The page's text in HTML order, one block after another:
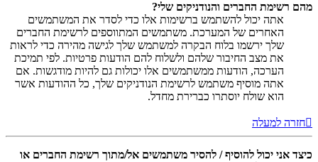
מהם רשימת החברים והנודניקים שלי?
אתה יכול להשתמש ברשימות אלו כדי לסדר את המשתמשים
האחרים של המערכת. משתמשים המתווספים לרשימת החברים
שלך ירשמו בלוח הבקרה למשתמש שלך לגישה מהירה כדי לראות
את מצב החיבור שלהם ולשלוח להם הודעות פרטיות. לפי תמיכת
הערכה, הודעות ממשתמשים אלו יכולות גם להיות מודגשות. אם
אתה מוסיף משתמש לרשימת הנודניקים שלך, כל ההודעות אשר
הוא שולח יוסתרו כברירת מחדל.
חזרה למעלה
כיצד אני יכול להוסיף / להסיר משתמשים אל/מתוך רשימת החברים או